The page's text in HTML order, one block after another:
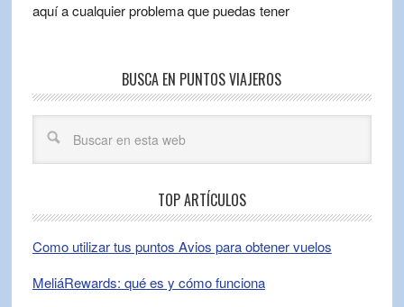
aquí a cualquier problema que puedas tener
BUSCA EN PUNTOS VIAJEROS
TOP ARTÍCULOS
Como utilizar tus puntos Avios para obtener vuelos
MeliáRewards: qué es y cómo funciona